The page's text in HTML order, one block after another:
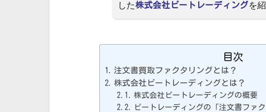
した株式会社ビートレーディングを
目次
注文書買取ファクタリングとは？
株式会社ビートレーディングとは？
株式会社ビートレーディングの概要
ビートレーディングの「注文書ファ